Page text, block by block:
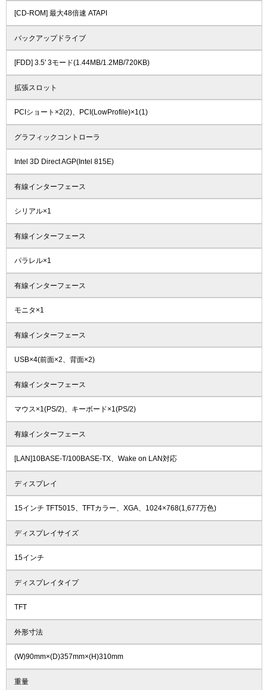
[CD-ROM] 最大48倍速 ATAPI
バックアップドライブ
[FDD] 3.5' 3モード(1.44MB/1.2MB/720KB)
拡張スロット
PCIショート×2(2)、PCI(LowProfile)×1(1)
グラフィックコントローラ
Intel 3D Direct AGP(Intel 815E)
有線インターフェース
シリアル×1
有線インターフェース
パラレル×1
有線インターフェース
モニタ×1
有線インターフェース
USB×4(前面×2、背面×2)
有線インターフェース
マウス×1(PS/2)、キーボード×1(PS/2)
有線インターフェース
[LAN]10BASE-T/100BASE-TX、Wake on LAN対応
ディスプレイ
15インチ TFT5015、TFTカラー、XGA、1024×768(1,677万色)
ディスプレイサイズ
15インチ
ディスプレイタイプ
TFT
外形寸法
(W)90mm×(D)357mm×(H)310mm
重量